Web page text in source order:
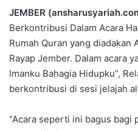
JEMBER
Berkontribusi Dalam Acara
Rumah Quran yang
Rayap Jember. Dalam acara
Imanku Bahagia Hidupku”,
berkontribusi di sesi jelajah
“Acara seperti ini bagus bagi